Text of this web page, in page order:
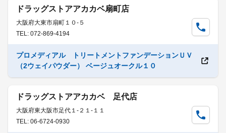
ドラッグストアアカカベ扇町店
大阪府大東市扇町１０-５
TEL: 072-869-4194
プロメディアル トリートメントファンデーションＵＶ
（2ウェイパウダー） ベージュオークル１０
ドラッグストアアカカベ 足代店
大阪府東大阪市足代１-２１-１１
TEL: 06-6724-0930